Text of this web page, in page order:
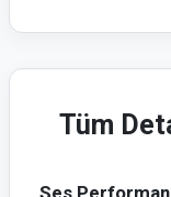
Tüm
Ses